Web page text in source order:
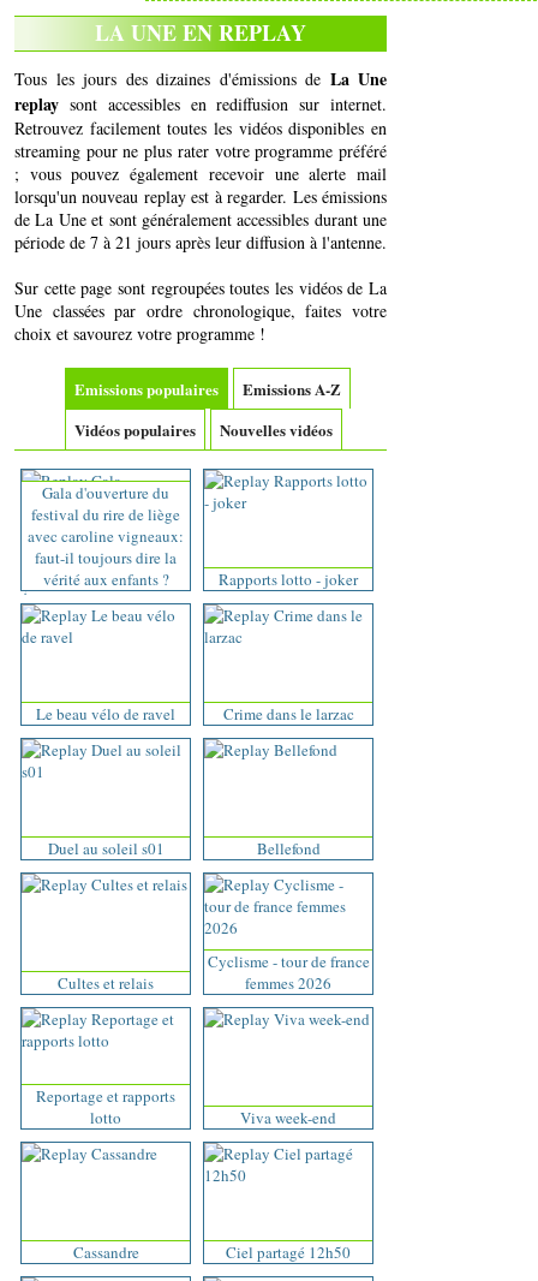
LA UNE EN REPLAY
Tous les jours des dizaines d'émissions de La Une
replay sont accessibles en rediffusion sur internet.
Retrouvez facilement toutes les vidéos disponibles en
streaming pour ne plus rater votre programme préféré
; vous pouvez également recevoir une alerte mail
lorsqu'un nouveau replay est à regarder. Les émissions
de La Une et sont généralement accessibles durant une
période de 7 à 21 jours après leur diffusion à l'antenne.
Sur cette page sont regroupées toutes les vidéos de La
Une classées par ordre chronologique, faites votre
choix et savourez votre programme !
Emissions populaires
Emissions A-Z
Vidéos populaires
Nouvelles vidéos
Gala d'ouverture du
festival du rire de liège
avec caroline vigneaux:
faut-il toujours dire la
vérité aux enfants ?
Rapports lotto - joker
Le beau vélo de ravel Crime dans le larzac
Duel au soleil s01 Bellefond
Cultes et relais
Cyclisme - tour de france
femmes 2026
Reportage et rapports
lotto
Viva week-end
Cassandre Ciel partagé 12h50